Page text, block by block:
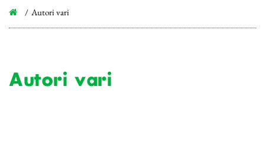
Autori vari
Autori vari